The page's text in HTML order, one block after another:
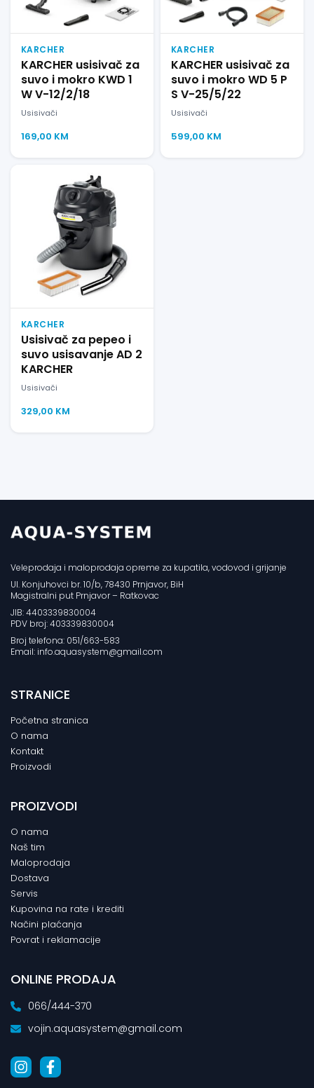
KARCHER
KARCHER usisivač za
suvo i mokro KWD 1
W V-12/2/18
Usisivači
169,00 KM
KARCHER
KARCHER usisivač za
suvo i mokro WD 5 P
S V-25/5/22
Usisivači
599,00 KM
KARCHER
Usisivač za pepeo i
suvo usisavanje AD 2
KARCHER
Usisivači
329,00 KM
Veleprodaja i maloprodaja opreme za kupatila, vodovod i grijanje
Ul. Konjuhovci br. 10/b, 78430 Prnjavor, BiH
Magistralni put Prnjavor – Ratkovac
JIB: 4403339830004
PDV broj: 403339830004
Broj telefona: 051/663-583
Email: info.aquasystem@gmail.com
STRANICE
Početna stranica
O nama
Kontakt
Proizvodi
PROIZVODI
O nama
Naš tim
Maloprodaja
Dostava
Servis
Kupovina na rate i krediti
Načini plaćanja
Povrat i reklamacije
ONLINE PRODAJA
066/444-370
vojin.aquasystem@gmail.com